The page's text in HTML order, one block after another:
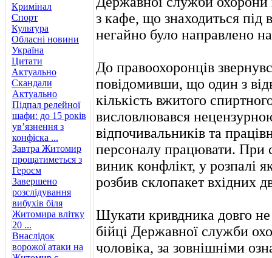
Кримінал
Спорт
Культура
Обласні новини
Україна
Цитати
Актуально
Скандали
Актуально
Підпал релейної
шафи: до 15 років
ув’язнення з
конфіска ...
Завтра Житомир
прощатиметься з
Героєм
Завершено
розслідування
вибухів біля
Житомира влітку
20 ...
Внаслідок
ворожої атаки на
з кафе, що знаходиться
негайно було направлено
До правоохоронців
повідомивши, що один з
кількість вжитого
висловлювався
відпочивальників та
персоналу працювати. При
виник конфлікт, у розпалі
розбив склопакет вхідних
Шукати кривдника довго
бійці Державної служби
чоловіка, за зовнішніми